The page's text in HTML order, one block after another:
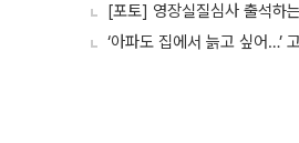
[포토] 영장실질심사 출석하
‘아파도 집에서 늙고 싶어…’